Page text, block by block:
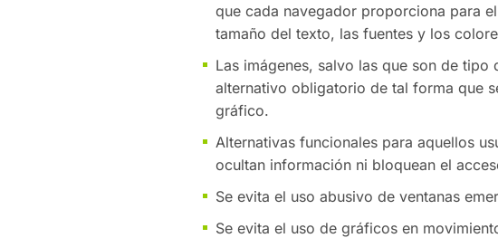
que cada navegador proporciona para
tamaño del texto, las fuentes y los
Las imágenes, salvo las que son de
alternativo obligatorio de tal forma que
gráfico.
Alternativas funcionales para aquellos
ocultan información ni bloquean el
Se evita el uso abusivo de ventanas
Se evita el uso de gráficos en